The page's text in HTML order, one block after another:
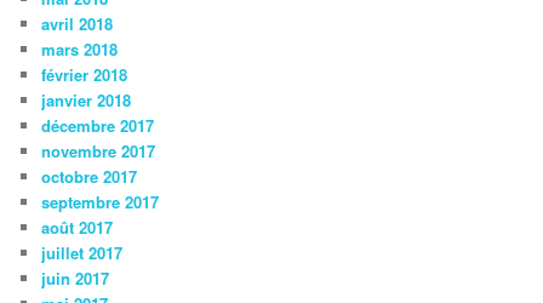
avril 2018
mars 2018
février 2018
janvier 2018
décembre 2017
novembre 2017
octobre 2017
septembre 2017
août 2017
juillet 2017
juin 2017